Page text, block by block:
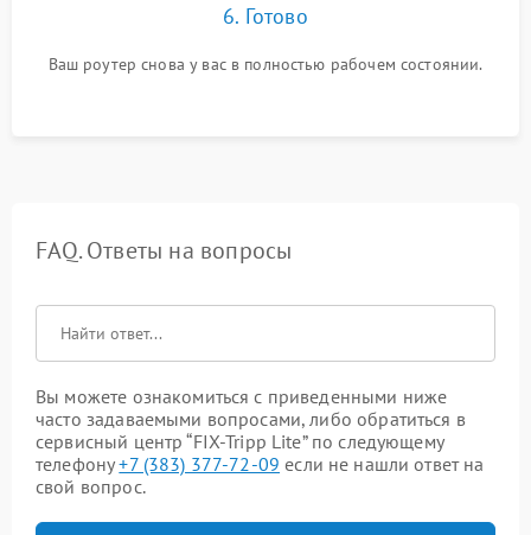
6. Готово
Ваш роутер снова у вас в полностью рабочем состоянии.
FAQ. Ответы на вопросы
Вы можете ознакомиться с приведенными ниже
часто задаваемыми вопросами, либо обратиться в
сервисный центр “FIX-Tripp Lite” по следующему
телефону+7 (383) 377-72-09 если не нашли ответ на
свой вопрос.